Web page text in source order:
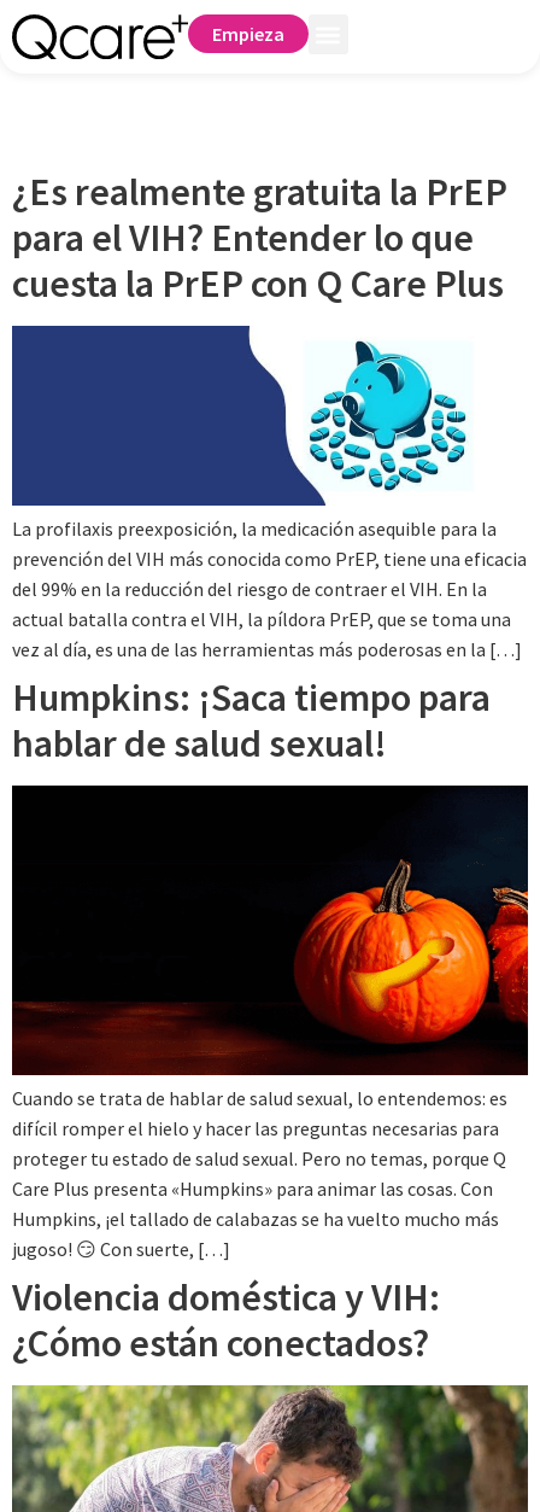
Empieza
¿Es realmente gratuita la PrEP
para el VIH? Entender lo que
cuesta la PrEP con Q Care Plus
La profilaxis preexposición, la medicación asequible para la
prevención del VIH más conocida como PrEP, tiene una eficacia
del 99% en la reducción del riesgo de contraer el VIH. En la
actual batalla contra el VIH, la píldora PrEP, que se toma una
vez al día, es una de las herramientas más poderosas en la […]
Humpkins: ¡Saca tiempo para
hablar de salud sexual!
Cuando se trata de hablar de salud sexual, lo entendemos: es
difícil romper el hielo y hacer las preguntas necesarias para
proteger tu estado de salud sexual. Pero no temas, porque Q
Care Plus presenta «Humpkins» para animar las cosas. Con
Humpkins, ¡el tallado de calabazas se ha vuelto mucho más
jugoso! 😏 Con suerte, […]
Violencia doméstica y VIH:
¿Cómo están conectados?